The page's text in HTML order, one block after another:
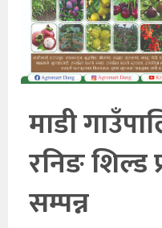
विचार
साहित्य/
सूचना
प्रविधि
खेलकुद
माडी
रनिङ शिल्ड
सम्पन्न